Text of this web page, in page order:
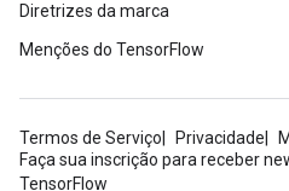
Diretrizes da marca
Menções do TensorFlow
Termos de Serviço Privacidade
Faça sua inscrição para receber
TensorFlow